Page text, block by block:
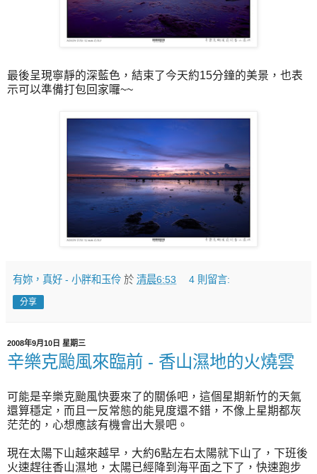
最後呈現寧靜的深藍色，結束了今天約15分鐘的美景，也表
示可以準備打包回家囉~~
有妳，真好 - 小胖和玉伶 於 清晨6:53 4 則留言:
分享
2008年9月10日 星期三
辛樂克颱風來臨前 - 香山濕地的火燒雲
可能是辛樂克颱風快要來了的關係吧，這個星期新竹的天氣
還算穩定，而且一反常態的能見度還不錯，不像上星期都灰
茫茫的，心想應該有機會出大景吧。
現在太陽下山越來越早，大約6點左右太陽就下山了，下班後
火速趕往香山濕地，太陽已經降到海平面之下了，快速跑步